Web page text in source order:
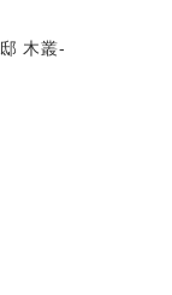
木叢-